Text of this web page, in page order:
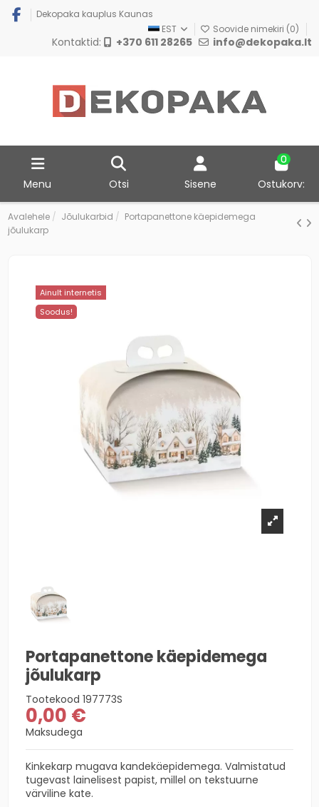
Dekopaka kauplus Kaunas
EST
Soovide nimekiri (0)
Kontaktid: +370 611 28265 info@dekopaka.lt
Menu Otsi Sisene
0
Ostukorv:
Avalehele Jõulukarbid
Portapanettone käepidemega
jõulukarp
Ainult internetis
Soodus!
Portapanettone käepidemega
jõulukarp
Tootekood 197773S
0,00 €
Maksudega
Kinkekarp mugava kandekäepidemega. Valmistatud
tugevast lainelisest papist, millel on tekstuurne
värviline kate.